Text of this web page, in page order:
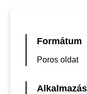
Formátum
Poros oldat